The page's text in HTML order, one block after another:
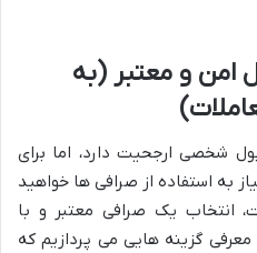
امن و معتبر (به
شخصی ارجحیت دارد، اما برای
به استفاده از صرافی ها خواهید
یک صرافی معتبر و با
گزینه هایی می پردازیم که